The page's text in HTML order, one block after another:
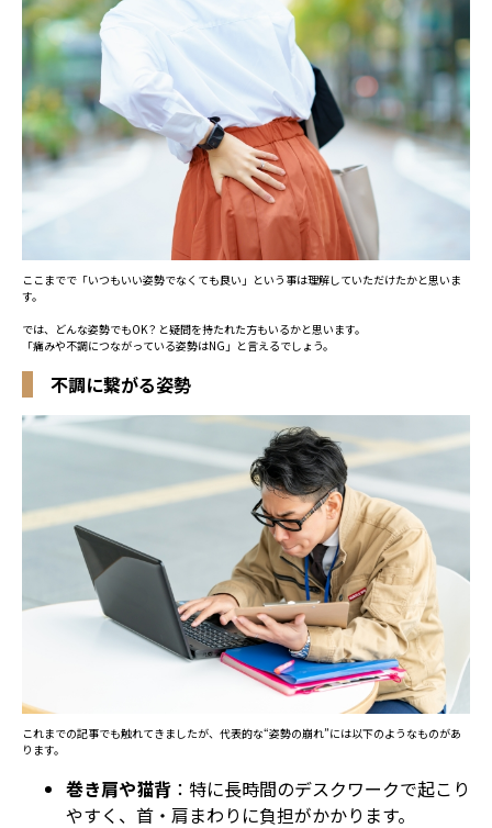
ここまでで「いつもいい姿勢でなくても良い」という事は理解していただけたかと思いま
す。
では、どんな姿勢でもOK？と疑問を持たれた方もいるかと思います。
「痛みや不調につながっている姿勢はNG」と言えるでしょう。
不調に繋がる姿勢
これまでの記事でも触れてきましたが、代表的な“姿勢の崩れ”には以下のようなものがあ
ります。
巻き肩や猫背 ：特に長時間のデスクワークで起こり
やすく、首・肩まわりに負担がかかります。